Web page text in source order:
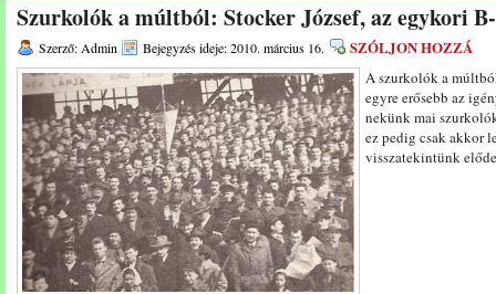
Szurkolók a múltból: Stocker József, az egykori
Szerző: Admin Bejegyzés ideje: 2010. március 16. SZÓLJON HOZZÁ
A szurkolók a
egyre erősebb az
nekünk mai
ez pedig csak akkor
visszatekintünk